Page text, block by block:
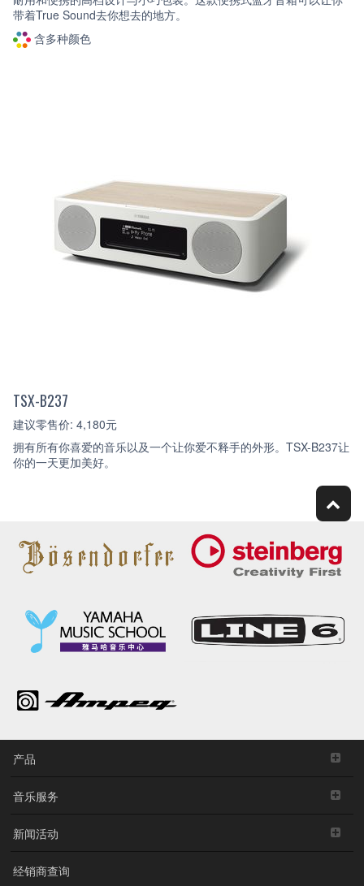
带着True Sound去你想去的地方。
含多种颜色
TSX-B237
建议零售价: 4,180元
拥有所有你喜爱的音乐以及一个让你爱不释手的外形。TSX-B237让
你的一天更加美好。
产品
音乐服务
新闻活动
经销商查询